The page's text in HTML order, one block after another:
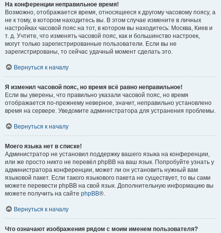
На конференции неправильное время!
Возможно, отображается время, относящееся к другому часовому поясу, а
не к тому, в котором находитесь вы. В этом случае измените в личных
настройках часовой пояс на тот, в котором вы находитесь: Москва, Киев и
т. д. Учтите, что изменять часовой пояс, как и большинство настроек,
могут только зарегистрированные пользователи. Если вы не
зарегистрированы, то сейчас удачный момент сделать это.
Вернуться к началу
Я изменил часовой пояс, но время всё равно неправильное!
Если вы уверены, что правильно указали часовой пояс, но время
отображается по-прежнему неверное, значит, неправильно установлено
время на сервере. Уведомите администратора для устранения проблемы.
Вернуться к началу
Моего языка нет в списке!
Администратор не установил поддержку вашего языка на конференции,
или же просто никто не перевёл phpBB на ваш язык. Попробуйте узнать у
администратора конференции, может ли он установить нужный вам
языковой пакет. Если такого языкового пакета не существует, то вы сами
можете перевести phpBB на свой язык. Дополнительную информацию вы
можете получить на сайте phpBB®.
Вернуться к началу
Что означают изображения рядом с моим именем пользователя?